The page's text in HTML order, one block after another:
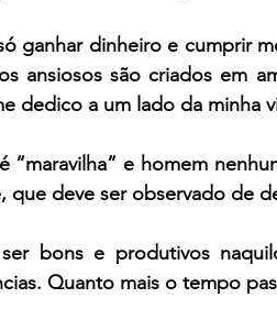
ganhar dinheiro e cumprir
ansiosos são criados em
dedico a um lado da minha
“maravilha” e homem
que deve ser observado de
bons e produtivos
Quanto mais o tempo